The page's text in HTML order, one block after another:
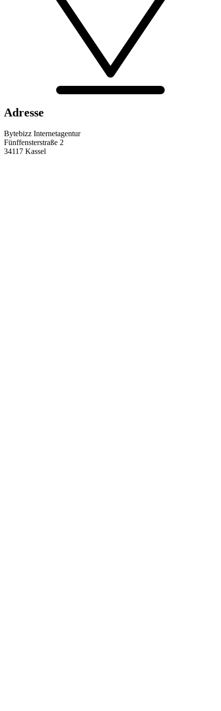
Adresse
Bytebizz Internetagentur
Fünffensterstraße 2
34117 Kassel